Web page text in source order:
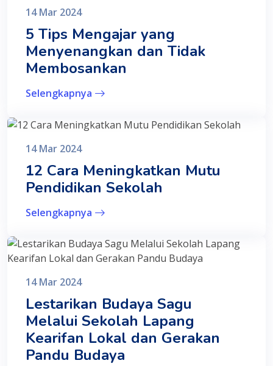
14 Mar 2024
5 Tips Mengajar yang
Menyenangkan dan Tidak
Membosankan
Selengkapnya
14 Mar 2024
12 Cara Meningkatkan Mutu
Pendidikan Sekolah
Selengkapnya
14 Mar 2024
Lestarikan Budaya Sagu
Melalui Sekolah Lapang
Kearifan Lokal dan Gerakan
Pandu Budaya